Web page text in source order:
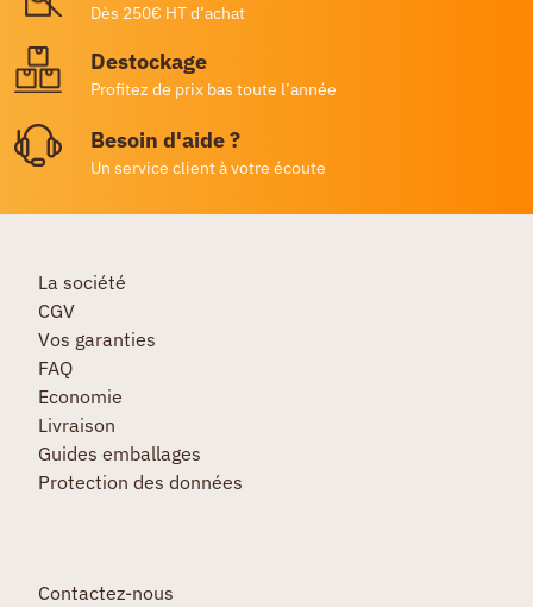
Dès 250€ HT d’achat
Destockage
Profitez de prix bas toute l’année
Besoin d'aide ?
Un service client à votre écoute
La société
CGV
Vos garanties
FAQ
Economie
Livraison
Guides emballages
Protection des données
Contactez-nous